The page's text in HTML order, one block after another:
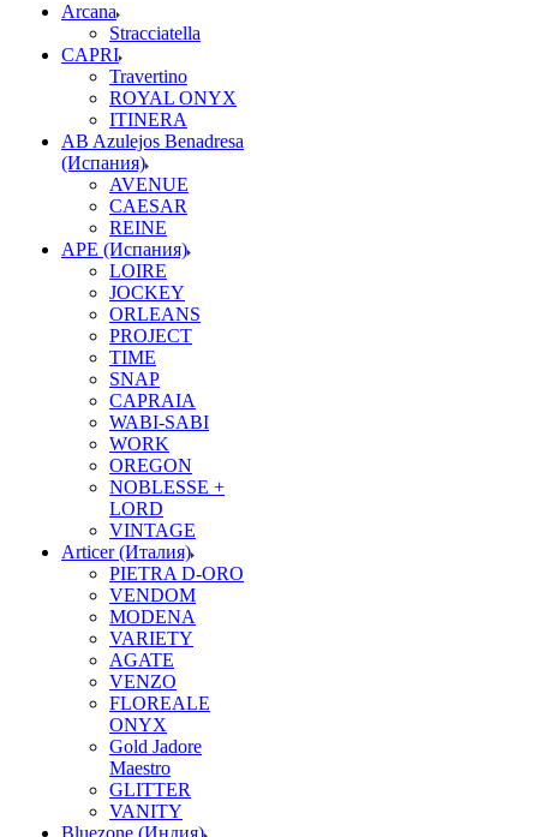
Arcana
Stracciatella
CAPRI
Travertino
ROYAL ONYX
ITINERA
AB Azulejos Benadresa
(Испания)
AVENUE
CAESAR
REINE
APE (Испания)
LOIRE
JOCKEY
ORLEANS
PROJECT
TIME
SNAP
CAPRAIA
WABI-SABI
WORK
OREGON
NOBLESSE +
LORD
VINTAGE
Articer (Италия)
PIETRA D-ORO
VENDOM
MODENA
VARIETY
AGATE
VENZO
FLOREALE
ONYX
Gold Jadore
Maestro
GLITTER
VANITY
Bluezone (Индия)